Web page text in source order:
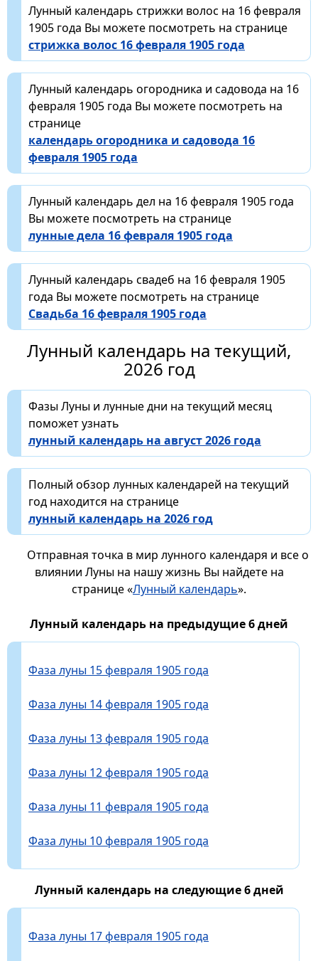
Лунный календарь стрижки волос на 16 февраля
1905 года Вы можете посмотреть на странице
стрижка волос 16 февраля 1905 года
Лунный календарь огородника и садовода на 16
февраля 1905 года Вы можете посмотреть на
странице
календарь огородника и садовода 16
февраля 1905 года
Лунный календарь дел на 16 февраля 1905 года
Вы можете посмотреть на странице
лунные дела 16 февраля 1905 года
Лунный календарь свадеб на 16 февраля 1905
года Вы можете посмотреть на странице
Свадьба 16 февраля 1905 года
Лунный календарь на текущий,
2026 год
Фазы Луны и лунные дни на текущий месяц
поможет узнать
лунный календарь на август 2026 года
Полный обзор лунных календарей на текущий
год находится на странице
лунный календарь на 2026 год
Отправная точка в мир лунного календаря и все о
влиянии Луны на нашу жизнь Вы найдете на
странице «Лунный календарь».
Лунный календарь на предыдущие 6 дней
Фаза луны 15 февраля 1905 года
Фаза луны 14 февраля 1905 года
Фаза луны 13 февраля 1905 года
Фаза луны 12 февраля 1905 года
Фаза луны 11 февраля 1905 года
Фаза луны 10 февраля 1905 года
Лунный календарь на следующие 6 дней
Фаза луны 17 февраля 1905 года